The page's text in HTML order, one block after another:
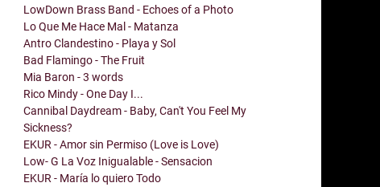
LowDown Brass Band - Echoes of a Photo
Lo Que Me Hace Mal - Matanza
Antro Clandestino - Playa y Sol
Bad Flamingo - The Fruit
Mia Baron - 3 words
Rico Mindy - One Day I...
Cannibal Daydream - Baby, Can't You Feel My
Sickness?
EKUR - Amor sin Permiso (Love is Love)
Low- G La Voz Inigualable - Sensacion
EKUR - María lo quiero Todo